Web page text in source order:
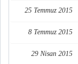
25 Temmuz 2015
8 Temmuz 2015
29 Nisan 2015